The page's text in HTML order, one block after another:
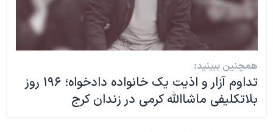
همچنین ببینید:
تداوم آزار و اذیت یک خانواده دادخواه؛ ۱۹۶ روز
بلاتکلیفی ماشاالله کرمی در زندان کرج